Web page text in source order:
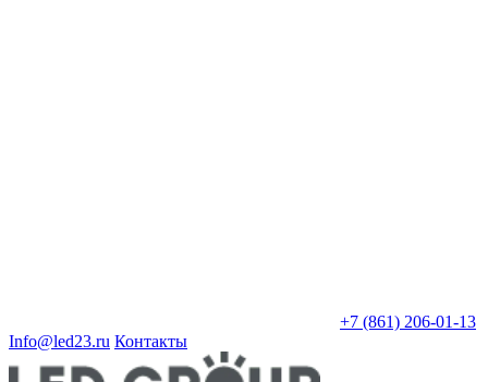
+7 (861) 206-01-13
Info@led23.ru Контакты